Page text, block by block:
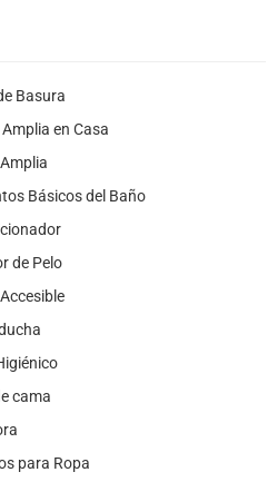
Basura
en Casa
Básicos del Baño
de Pelo
cama
para Ropa